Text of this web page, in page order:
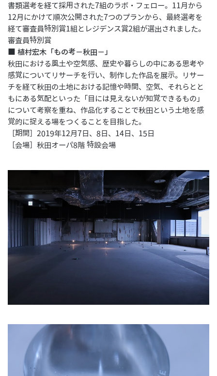
書類選考を経て採用された7組のラボ・フェロー。11月から
12月にかけて順次公開された7つのプランから、最終選考を
経て審査員特別賞1組とレジデンス賞2組が選出されました。
審査員特別賞
植村宏木「もの考－秋田－」
秋田における風土や空気感、歴史や暮らしの中にある思考や
感覚についてリサーチを行い、制作した作品を展示。リサー
チを経て秋田の土地における記憶や時間、空気、それらとと
もにある気配といった「目には見えないが知覚できるもの」
について考察を重ね、作品化することで秋田という土地を感
覚的に捉える場をつくることを目指した。
［期間］2019年12月7日、8日、14日、15日
［会場］秋田オーパ8階 特設会場